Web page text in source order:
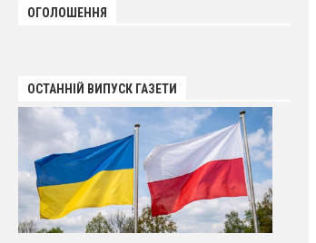
ОГОЛОШЕННЯ
ОСТАННІЙ ВИПУСК ГАЗЕТИ